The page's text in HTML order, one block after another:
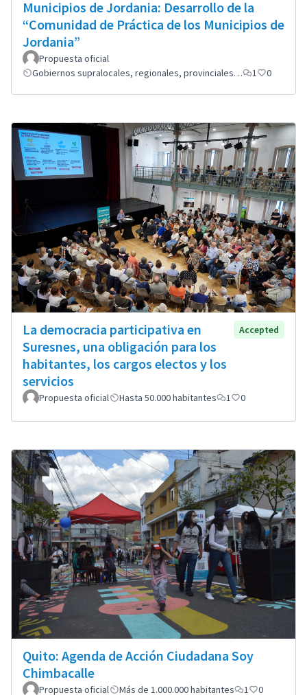
Municipios de Jordania: Desarrollo de la
“Comunidad de Práctica de los Municipios de
Jordania”
Propuesta oficial
Gobiernos supralocales, regionales, provinciales…
1 0
La democracia participativa en
Suresnes, una obligación para los
habitantes, los cargos electos y los
servicios
Accepted
Propuesta oficial Hasta 50.000 habitantes 1 0
Quito: Agenda de Acción Ciudadana Soy
Chimbacalle
Propuesta oficial Más de 1.000.000 habitantes 1 0